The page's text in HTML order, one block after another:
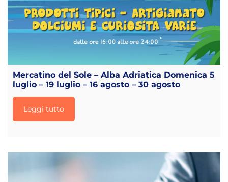
Mercatino del Sole – Alba Adriatica Domenica 5
luglio – 19 luglio – 16 agosto – 30 agosto
Leggi tutto